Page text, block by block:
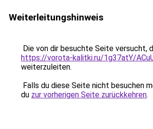
Weiterleitungshinweis
Die von dir besuchte Seite versucht,
https://vorota-kalitki.ru/1g37atY/
weiterzuleiten.
Falls du diese Seite nicht besuchen
du zur vorherigen Seite zurückkehren.